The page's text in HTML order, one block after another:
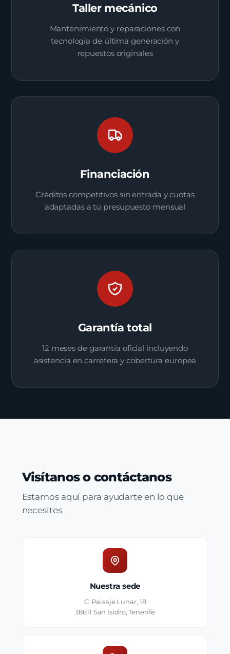
Taller mecánico
Mantenimiento y reparaciones con
tecnología de última generación y
repuestos originales
Financiación
Créditos competitivos sin entrada y cuotas
adaptadas a tu presupuesto mensual
Garantía total
12 meses de garantía oficial incluyendo
asistencia en carretera y cobertura europea
Visítanos o contáctanos
Estamos aquí para ayudarte en lo que
necesites
Nuestra sede
C. Paisaje Lunar, 18
38611 San Isidro, Tenerife